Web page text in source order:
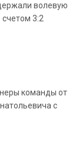
волевую
3:2
команды от
с